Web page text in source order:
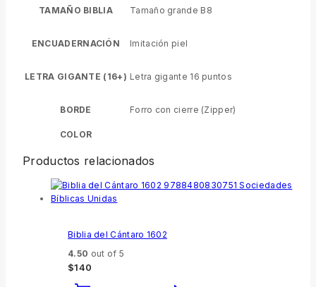
TAMAÑO BIBLIA Tamaño grande B8
ENCUADERNACIÓN Imitación piel
LETRA GIGANTE (16+) Letra gigante 16 puntos
BORDE Forro con cierre (Zipper)
COLOR
Productos relacionados
Biblia del Cántaro 1602
4.50 out of 5
$140